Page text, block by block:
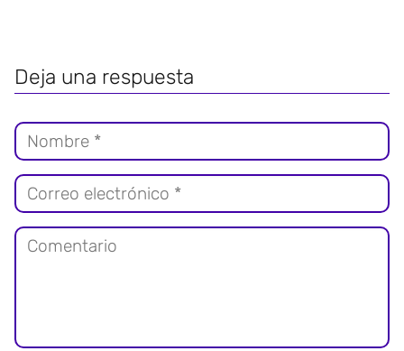
Deja una respuesta